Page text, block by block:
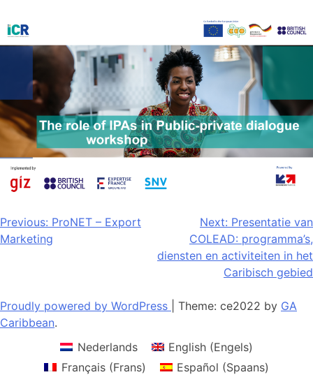
Bericht
navigatie
Previous: ProNET – Export
Marketing
Next: Presentatie van
COLEAD: programma’s,
diensten en activiteiten in het
Caribisch gebied
Proudly powered by WordPress Theme: ce2022 by GA
Caribbean.
Nederlands
English(Engels)
Français(Frans) Español (Spaans)